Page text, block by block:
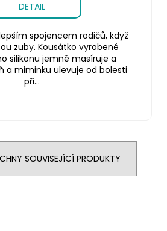
DETAIL
spojencem rodičů, když
zuby. Kousátko vyrobené
silikonu jemně masíruje a
a miminku ulevuje od bolesti
při...
SOUVISEJÍCÍ PRODUKTY